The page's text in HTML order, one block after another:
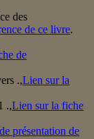
des
de ce livre.
de
.,Lien sur la
.,Lien sur la fiche
présentation de